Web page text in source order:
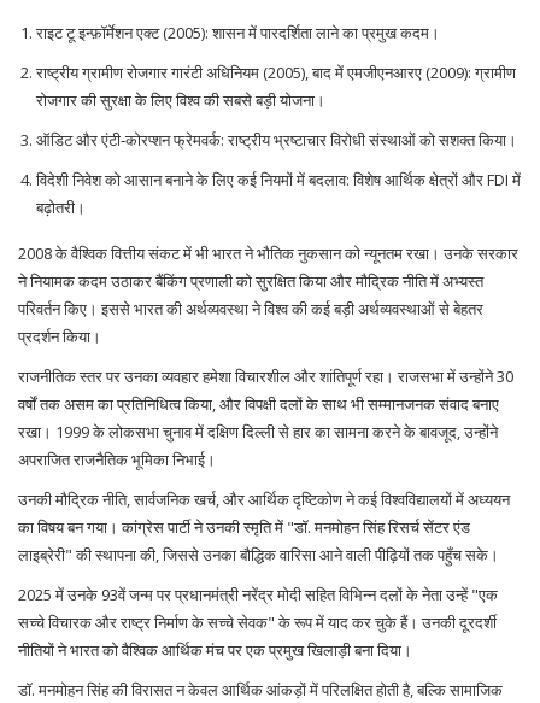
राइट टू इन्फ़ॉर्मेशन एक्ट (2005): शासन में पारदर्शिता लाने का प्रमुख कदम।
राष्ट्रीय ग्रामीण रोजगार गारंटी अधिनियम (2005), बाद में एमजीएनआरए (2009): ग्रामीण
रोजगार की सुरक्षा के लिए विश्व की सबसे बड़ी योजना।
ऑडिट और एंटी‑कोरप्शन फ्रेमवर्क: राष्ट्रीय भ्रष्टाचार विरोधी संस्थाओं को सशक्त किया।
विदेशी निवेश को आसान बनाने के लिए कई नियमों में बदलाव: विशेष आर्थिक क्षेत्रों और FDI में
बढ़ोतरी।
2008 के वैश्विक वित्तीय संकट में भी भारत ने भौतिक नुकसान को न्यूनतम रखा। उनके सरकार
ने नियामक कदम उठाकर बैंकिंग प्रणाली को सुरक्षित किया और मौद्रिक नीति में अभ्यस्त
परिवर्तन किए। इससे भारत की अर्थव्यवस्था ने विश्व की कई बड़ी अर्थव्यवस्थाओं से बेहतर
प्रदर्शन किया।
राजनीतिक स्तर पर उनका व्यवहार हमेशा विचारशील और शांतिपूर्ण रहा। राजसभा में उन्होंने 30
वर्षों तक असम का प्रतिनिधित्व किया, और विपक्षी दलों के साथ भी सम्मानजनक संवाद बनाए
रखा। 1999 के लोकसभा चुनाव में दक्षिण दिल्ली से हार का सामना करने के बावजूद, उन्होंने
अपराजित राजनैतिक भूमिका निभाई।
उनकी मौद्रिक नीति, सार्वजनिक खर्च, और आर्थिक दृष्टिकोण ने कई विश्वविद्यालयों में अध्ययन
का विषय बन गया। कांग्रेस पार्टी ने उनकी स्मृति में "डॉ. मनमोहन सिंह रिसर्च सेंटर एंड
लाइब्रेरी" की स्थापना की, जिससे उनका बौद्धिक वारिसा आने वाली पीढ़ियों तक पहुँच सके।
2025 में उनके 93वें जन्म पर प्रधानमंत्री नरेंद्र मोदी सहित विभिन्न दलों के नेता उन्हें "एक
सच्चे विचारक और राष्ट्र निर्माण के सच्चे सेवक" के रूप में याद कर चुके हैं। उनकी दूरदर्शी
नीतियों ने भारत को वैश्विक आर्थिक मंच पर एक प्रमुख खिलाड़ी बना दिया।
डॉ. मनमोहन सिंह की विरासत न केवल आर्थिक आंकड़ों में परिलक्षित होती है, बल्कि सामाजिक